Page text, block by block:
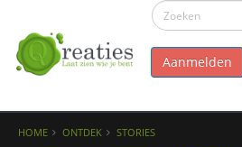
Aanmelden
HOME ONTDEK
STORIES